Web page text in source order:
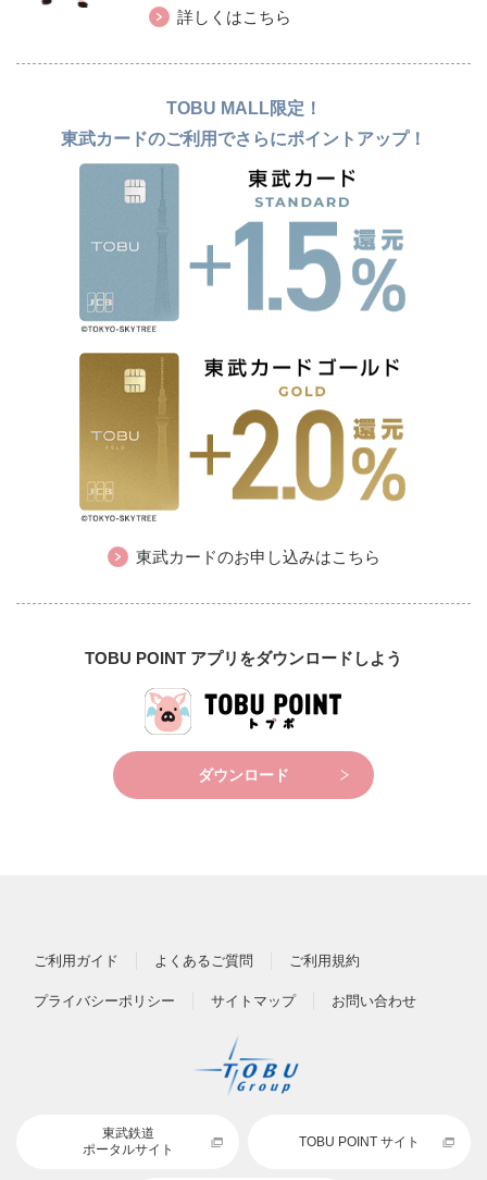
詳しくはこちら
TOBU MALL限定！
東武カードのご利用でさらにポイントアップ！
東武カードのお申し込みはこちら
TOBU POINT アプリをダウンロードしよう
ダウンロード
ご利用ガイド よくあるご質問 ご利用規約
プライバシーポリシー サイトマップ お問い合わせ
東武鉄道
ポータルサイト
TOBU POINT サイト